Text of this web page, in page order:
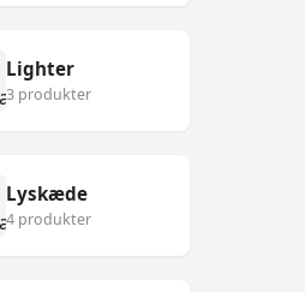
Lighter
3 produkter
Lyskæde
4 produkter